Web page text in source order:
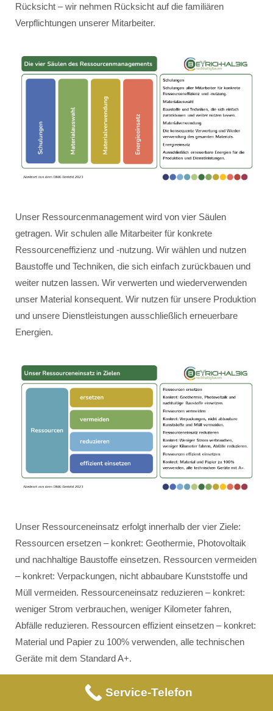
Rücksicht – wir nehmen Rücksicht auf die familiären
Verpflichtungen unserer Mitarbeiter.
Unser Ressourcenmanagement wird von vier Säulen
getragen. Wir schulen alle Mitarbeiter für konkrete
Ressourceneffizienz und -nutzung. Wir wählen und nutzen
Baustoffe und Techniken, die sich einfach zurückbauen und
weiter nutzen lassen. Wir verwerten und wiederverwenden
unser Material konsequent. Wir nutzen für unsere Produktion
und unsere Dienstleistungen ausschließlich erneuerbare
Energien.
Unser Ressourceneinsatz erfolgt innerhalb der vier Ziele:
Ressourcen ersetzen – konkret: Geothermie, Photovoltaik
und nachhaltige Baustoffe einsetzen. Ressourcen vermeiden
– konkret: Verpackungen, nicht abbaubare Kunststoffe und
Müll vermeiden. Ressourceneinsatz reduzieren – konkret:
weniger Strom verbrauchen, weniger Kilometer fahren,
Abfälle reduzieren. Ressourcen effizient einsetzen – konkret:
Material und Papier zu 100% verwenden, alle technischen
Geräte mit dem Standard A+.
Service-Telefon